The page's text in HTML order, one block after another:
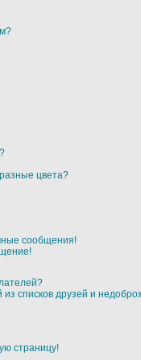
цвета?
сообщения!
из списков друзей и
страницу!